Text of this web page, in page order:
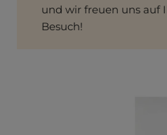
und wir freuen uns auf
Besuch!